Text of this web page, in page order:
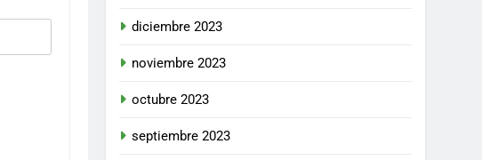
diciembre 2023
noviembre 2023
octubre 2023
septiembre 2023